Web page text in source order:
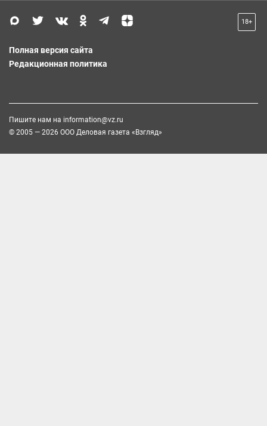
18+
Полная версия сайта
Редакционная политика
Пишите нам на information@vz.ru
© 2005 — 2026 ООО Деловая газета «Взгляд»